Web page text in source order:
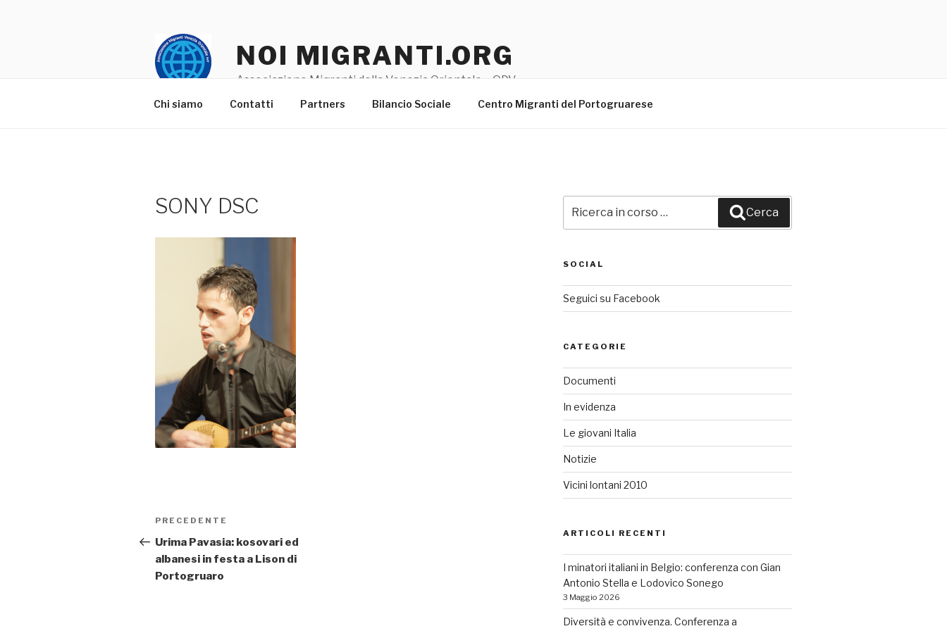
NOI MIGRANTI.ORG
Associazione Migranti della Venezia Orientale – ODV
Chi siamo Contatti Partners Bilancio Sociale Centro Migranti del Portogruarese
SONY DSC
Navigazione
articoli
Articolo
precedente:
PRECEDENTE
Urima Pavasia: kosovari ed
albanesi in festa a Lison di
Portogruaro
Cerca
SOCIAL
Seguici su Facebook
CATEGORIE
Documenti
In evidenza
Le giovani Italia
Notizie
Vicini lontani 2010
ARTICOLI RECENTI
I minatori italiani in Belgio: conferenza con Gian
Antonio Stella e Lodovico Sonego
3 Maggio 2026
Diversità e convivenza. Conferenza a